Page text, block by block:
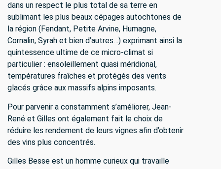
dans un respect le plus total de sa terre en
sublimant les plus beaux cépages autochtones de
la région (Fendant, Petite Arvine, Humagne,
Cornalin, Syrah et bien d’autres…) exprimant ainsi la
quintessence ultime de ce micro-climat si
particulier : ensoleillement quasi méridional,
températures fraîches et protégés des vents
glacés grâce aux massifs alpins imposants.
Pour parvenir a constamment s’améliorer, Jean-
René et Gilles ont également fait le choix de
réduire les rendement de leurs vignes afin d’obtenir
des vins plus concentrés.
Gilles Besse est un homme curieux qui travaille